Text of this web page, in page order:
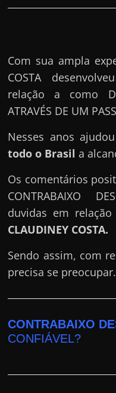
Com sua ampla
COSTA
relação a como
ATRAVÉS DE UM
Nesses anos ajudou
todo o Brasil a
Os comentários
CONTRABAIXO
duvidas em
CLAUDINEY COSTA.
Sendo assim, com
precisa se preocupar.
CONTRABAIXO
CONFIÁVEL?